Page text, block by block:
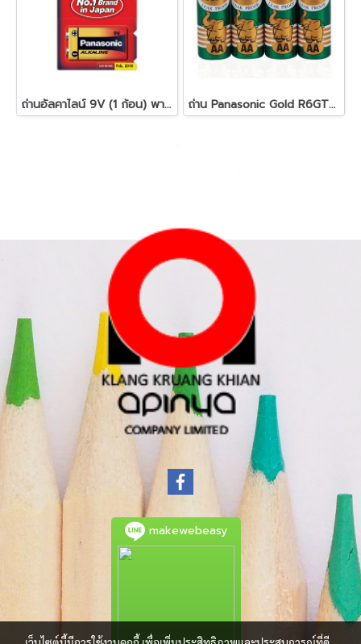
ถ่านอัลคาไลน์ 9V (1 ก้อน) พานาโซนิค 6LR61T/1B ถ่าน Panasonic Gold R6GT/4SL AA
makewebeasy